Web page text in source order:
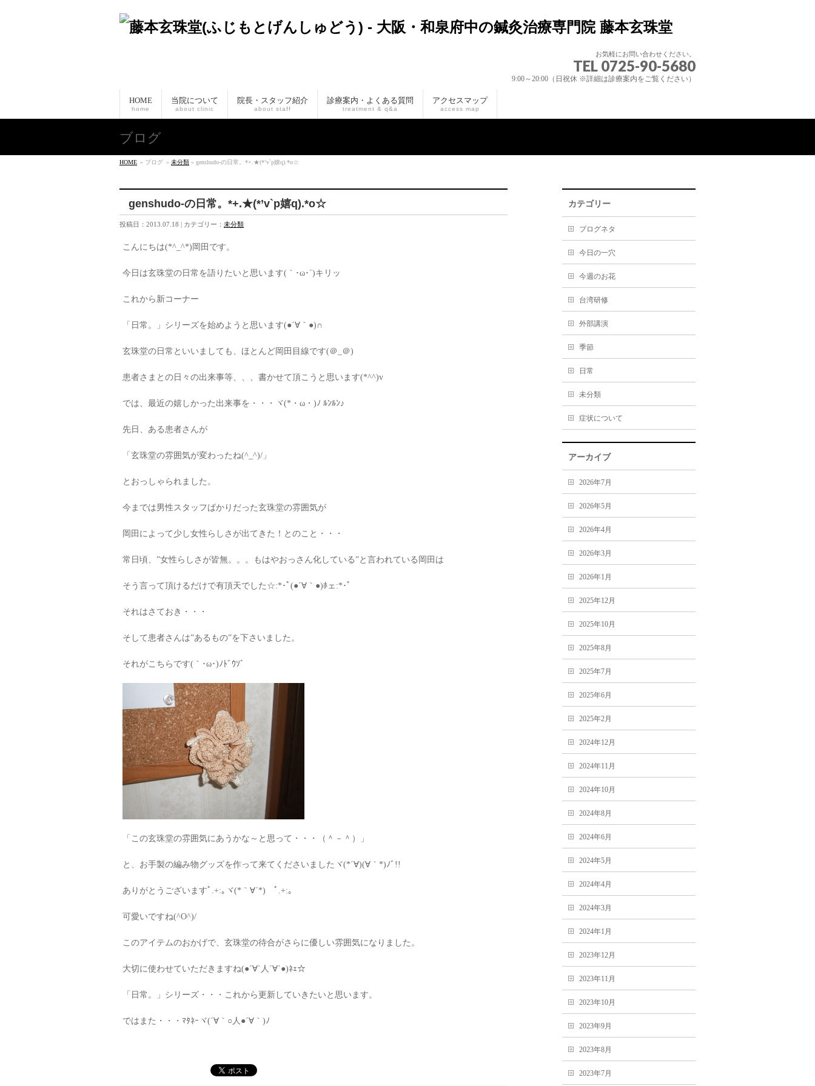
お気軽にお問い合わせください。
TEL 0725-90-5680
9:00～20:00（日祝休 ※詳細は診療案内をご覧ください）
HOME
home
当院について
about clinic
院長・スタッフ紹介
about staff
診療案内・よくある質問
treatment & q&a
アクセスマップ
access map
ブログ
HOME » ブログ » 未分類 » genshudo-の日常。*+.★(*’v`p嬉q).*o☆
genshudo-の日常。*+.★(*’v`p嬉q).*o☆
投稿日：2013.07.18 | カテゴリー： 未分類
こんにちは(*^_^*)岡田です。
今日は玄珠堂の日常を語りたいと思います(｀･ω･´)キリッ
これから新コーナー
「日常。」シリーズを始めようと思います(●´∀｀●)∩
玄珠堂の日常といいましても、ほとんど岡田目線です(＠_＠)
患者さまとの日々の出来事等、、、書かせて頂こうと思います(*^^)v
では、最近の嬉しかった出来事を・・・ヾ(*・ω・)ﾉ ﾙﾝﾙﾝ♪
先日、ある患者さんが
「玄珠堂の雰囲気が変わったね(^_^)/」
とおっしゃられました。
今までは男性スタッフばかりだった玄珠堂の雰囲気が
岡田によって少し女性らしさが出てきた！とのこと・・・
常日頃、”女性らしさが皆無。。。もはやおっさん化している”と言われている岡田は
そう言って頂けるだけで有頂天でした☆:*･ﾟ(●´∀｀●)ﾎェ:*･ﾟ
それはさておき・・・
そして患者さんは”あるもの”を下さいました。
それがこちらです(｀･ω･)ﾉﾄﾞｳｿﾞ
「この玄珠堂の雰囲気にあうかな～と思って・・・（＾－＾）」
と、お手製の編み物グッズを作って来てくださいましたヾ(*´∀)(∀｀*)ﾉﾞ!!
ありがとうございますﾟ.+:｡ヾ(*｀∀´*)ゞﾟ.+:｡
可愛いですね(^O^)/
このアイテムのおかげで、玄珠堂の待合がさらに優しい雰囲気になりました。
大切に使わせていただきますね(●´∀`人´∀`●)ﾈｪ☆
「日常。」シリーズ・・・これから更新していきたいと思います。
ではまた・・・ﾏﾀﾈｰヾ(´∀｀○人●´∀｀)ﾉ
カテゴリー
ブログネタ
今日の一穴
今週のお花
台湾研修
外部講演
季節
日常
未分類
症状について
アーカイブ
2026年7月
2026年5月
2026年4月
2026年3月
2026年1月
2025年12月
2025年10月
2025年8月
2025年7月
2025年6月
2025年2月
2024年12月
2024年11月
2024年10月
2024年8月
2024年6月
2024年5月
2024年4月
2024年3月
2024年1月
2023年12月
2023年11月
2023年10月
2023年9月
2023年8月
2023年7月